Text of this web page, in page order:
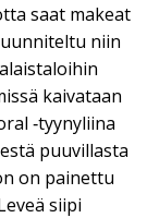
saat makeat
niin
kaivataan
‑tyynyliina
puuvillasta
on painettu
siipi